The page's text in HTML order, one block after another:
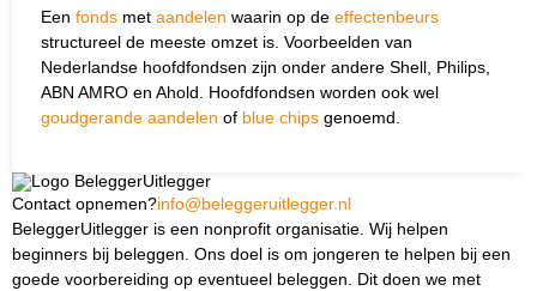
Een fonds met aandelen waarin op de effectenbeurs
structureel de meeste omzet is. Voorbeelden van
Nederlandse hoofdfondsen zijn onder andere Shell, Philips,
ABN AMRO en Ahold. Hoofdfondsen worden ook wel
goudgerande aandelen of blue chips genoemd.
Contact opnemen?info@beleggeruitlegger.nl
BeleggerUitlegger is een nonprofit organisatie. Wij helpen
beginners bij beleggen. Ons doel is om jongeren te helpen bij een
goede voorbereiding op eventueel beleggen. Dit doen we met